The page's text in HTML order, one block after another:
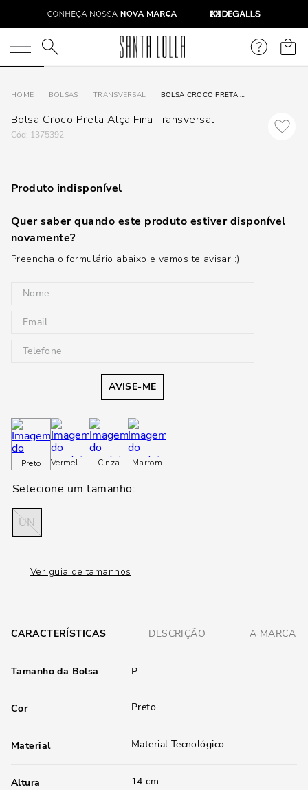
O que você está procurando?
BOLSAS TRANSVERSAL BOLSA CROCO PRETA ALÇA FINA TRANSVERSAL
Bolsa Croco Preta Alça Fina Transversal
: 1375392
Produto indisponível
Quer saber quando este produto estiver disponível
novamente?
Preencha o formulário abaixo e vamos te avisar :)
AVISE-ME
Preto Vermelho Vermelho
Cinza Marrom
UN
Ver guia de tamanhos
CARACTERÍSTICAS DESCRIÇÃO A MARCA
Tamanho da Bolsa P
Cor Preto
Material Material Tecnológico
Altura 14 cm